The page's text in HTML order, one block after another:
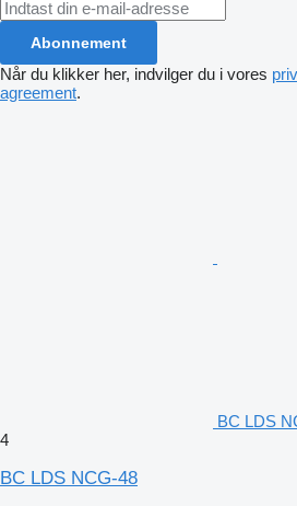
Abonnement
Når du klikker her, indvilger du i vores
agreement.
BC LDS
4
BC LDS NCG-48